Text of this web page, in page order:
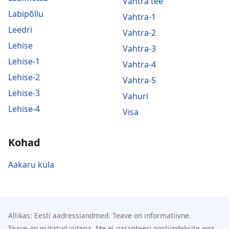
Labipõllu
Leedri
Lehise
Lehise-1
Lehise-2
Lehise-3
Lehise-4
Vahtra-1
Vahtra-2
Vahtra-3
Vahtra-4
Vahtra-5
Vahuri
Visa
Kohad
Aakaru küla
Allikas: Eesti aadressiandmed. Teave on informatiivne.